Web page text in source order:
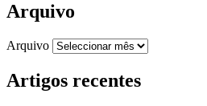
Arquivo
Arquivo
Artigos recentes